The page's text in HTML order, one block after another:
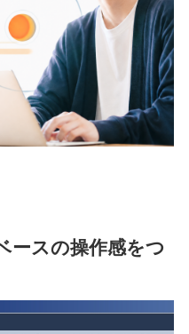
ースの操作感をつ